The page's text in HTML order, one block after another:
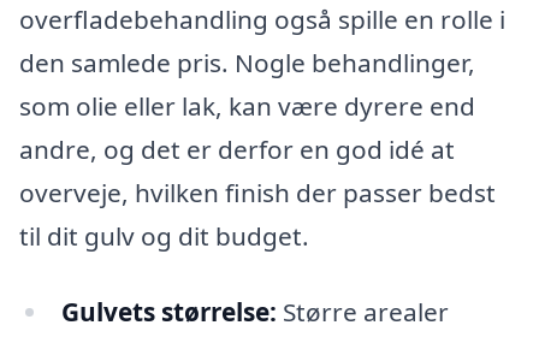
overfladebehandling også spille en rolle i
den samlede pris. Nogle behandlinger,
som olie eller lak, kan være dyrere end
andre, og det er derfor en god idé at
overveje, hvilken finish der passer bedst
til dit gulv og dit budget.
Gulvets størrelse: Større arealer